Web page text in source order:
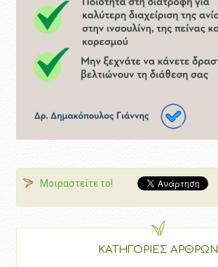
Μοιραστείτε το!
ΚΑΤΗΓΟΡΙΕΣ ΑΡΘΡΩΝ